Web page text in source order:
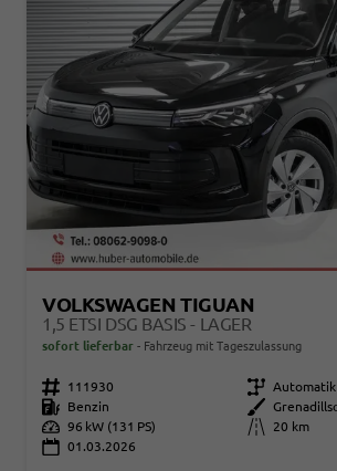
VOLKSWAGEN TIGUAN
1,5 ETSI DSG BASIS - LAGER
sofort lieferbar Fahrzeug mit Tageszulassung
Fahrzeugnr. 111930 Getriebe Automatik
Kraftstoff
Benzin Außenfarbe
Leistung 96 kW (131 PS) Kilometerstand
20 km
01.03.2026